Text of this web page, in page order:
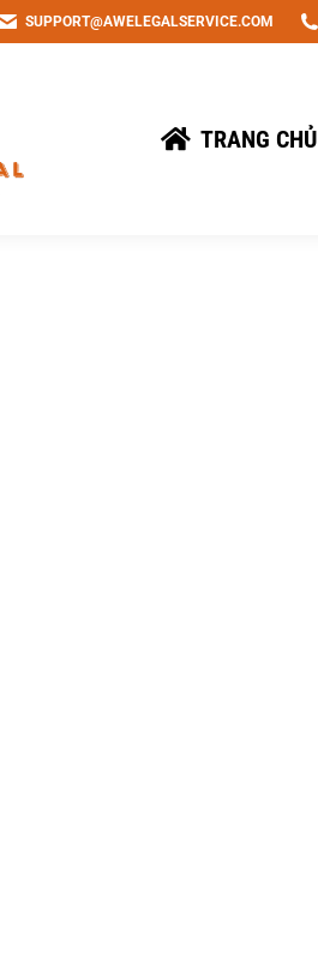
SUPPORT@AWELEGALSERVICE.COM
TRANG CHỦ